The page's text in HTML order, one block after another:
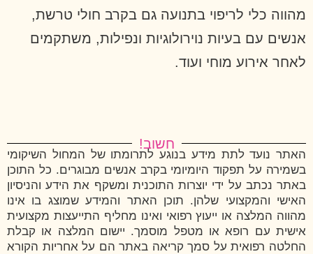
מהווה כלי לריפוי בתנועה גם בקרב חולי טרשת,
אנשים עם בעיות נוירולוגיות ונפילות, משתקמים
לאחר אירוע מוחי ועוד.
חשוב!
האתר נועד לתת מידע בנוגע לתרומתו של המחול השיקומי
בשמירה על תפקוד היומיומי בקרב אנשים מבוגרים. כל התוכן
באתר נכתב על ידי יוצרות התוכנית ומשקף את הידע והניסיון
האישי והמקצועי שלהן. תוכן האתר והמידע שמוצג בו אינו
מהווה המלצה או ייעוץ רפואי ואינו מחליף התייעצות מקצועית
אישית עם רופא או מטפל מוסמך. יישום המלצה או קבלת
החלטה רפואית על סמך קריאה באתר הם על אחריות הקורא